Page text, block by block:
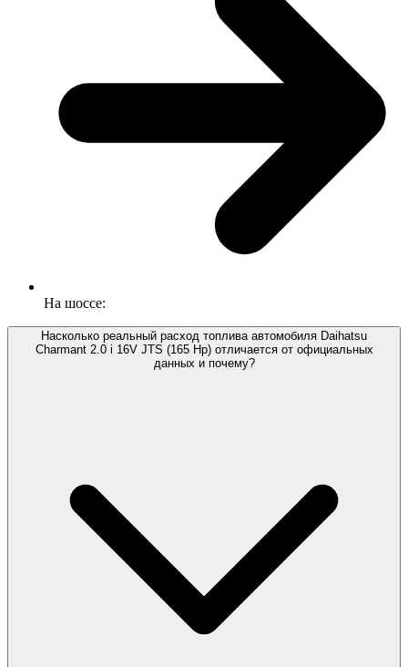
На шоссе:
Насколько реальный расход топлива автомобиля Daihatsu
Charmant 2.0 i 16V JTS (165 Hp) отличается от официальных
данных и почему?